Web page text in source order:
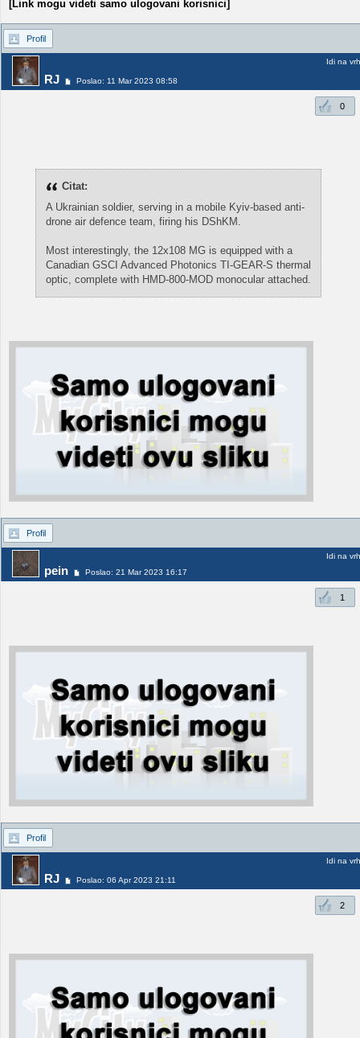
[Link mogu videti samo ulogovani korisnici]
Profil
RJ Poslao: 11 Mar 2023 08:58
Idi na vrh
0
Citat:
A Ukrainian soldier, serving in a mobile Kyiv-based anti-
drone air defence team, firing his DShKM.
Most interestingly, the 12x108 MG is equipped with a
Canadian GSCI Advanced Photonics TI-GEAR-S thermal
optic, complete with HMD-800-MOD monocular attached.
Profil
pein Poslao: 21 Mar 2023 16:17
Idi na vrh
1
Profil
RJ Poslao: 06 Apr 2023 21:11
Idi na vrh
2